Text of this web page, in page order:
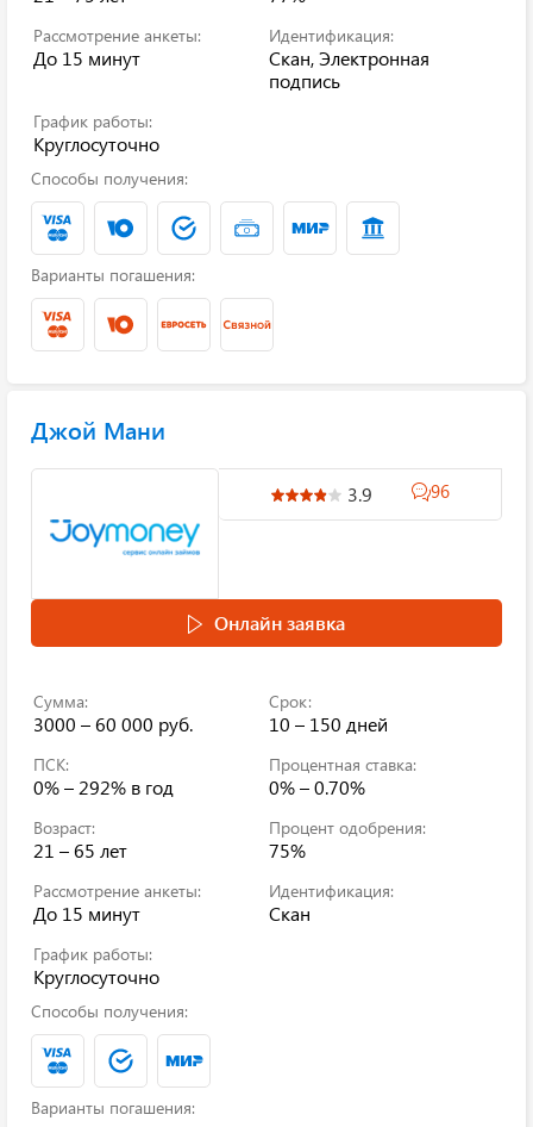
Рассмотрение анкеты:
До 15 минут
Идентификация:
Скан, Электронная
подпись
График работы:
Круглосуточно
Способы получения:
Варианты погашения:
Джой Мани
3.9 96
Онлайн заявка
Сумма:
3000 – 60 000 руб.
Срок:
10 – 150 дней
ПСК:
0% – 292% в год
Процентная ставка:
0% – 0.70%
Возраст:
21 – 65 лет
Процент одобрения:
75%
Рассмотрение анкеты:
До 15 минут
Идентификация:
Скан
График работы:
Круглосуточно
Способы получения:
Варианты погашения: